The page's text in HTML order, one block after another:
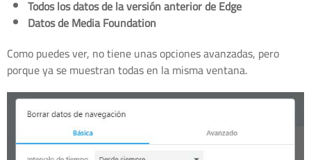
Todos los datos de la versión anterior de Edge
Datos de Media Foundation
Como puedes ver, no tiene unas opciones avanzadas, pero
porque ya se muestran todas en la misma ventana.